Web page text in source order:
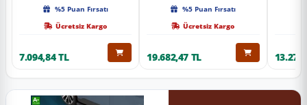
%5 Puan Fırsatı
Ücretsiz Kargo
7.094,84 TL
%5 Puan Fırsatı
Ücretsiz Kargo
19.682,47 TL